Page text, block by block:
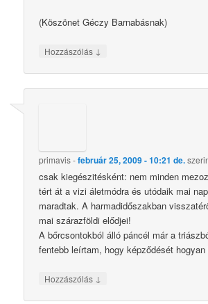
(Köszönet Géczy Barnabásnak)
Hozzászólás ↓
primavis-február 25, 2009 - 10:21 de.
csak kiegészitésként: nem minden
tért át a vizi áletmódra és utódaik mai
maradtak. A harmadidőszakban
mai szárazföldi elődjei!
A bőrcsontokból álló páncél már a
fentebb leírtam, hogy képződését
Hozzászólás ↓